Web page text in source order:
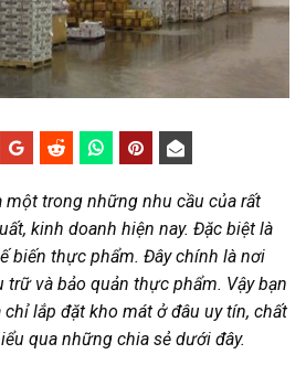
trong những nhu cầu của rất
kinh doanh hiện nay. Đặc biệt là
biến thực phẩm. Đây chính là nơi
và bảo quản thực phẩm. Vậy bạn
lắp đặt kho mát ở đâu uy tín, chất
qua những chia sẻ dưới đây.